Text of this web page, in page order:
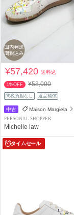
¥57,420送料込
1%OFF ¥58,000
関税負担なし 返品補償
中古 Maison Margiela
PERSONAL SHOPPER
Michelle law
タイムセール